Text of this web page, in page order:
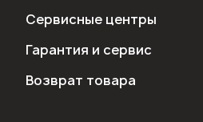
Сервисные центры
Гарантия и сервис
Возврат товара